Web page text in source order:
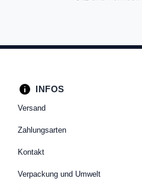
INFOS
Versand
Zahlungsarten
Kontakt
Verpackung und Umwelt